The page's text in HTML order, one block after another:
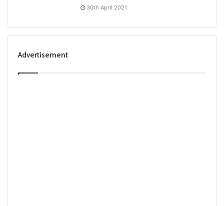
30th April 2021
Advertisement